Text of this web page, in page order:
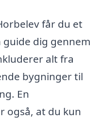
får du et
dig gennem
alt fra
bygninger til
En
også, at du kun